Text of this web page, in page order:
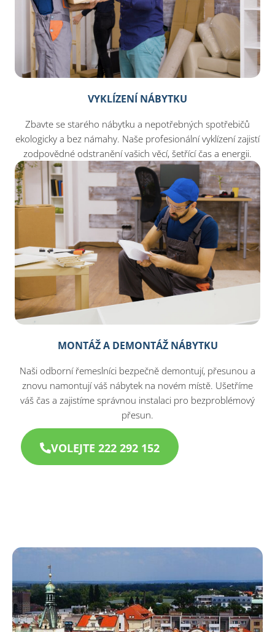
VYKLÍZENÍ NÁBYTKU
Zbavte se starého nábytku a nepotřebných spotřebičů
ekologicky a bez námahy. Naše profesionální vyklízení zajistí
zodpovědné odstranění vašich věcí, šetřící čas a energii.
MONTÁŽ A DEMONTÁŽ NÁBYTKU
Naši odborní řemeslníci bezpečně demontují, přesunou a
znovu namontují váš nábytek na novém místě. Ušetříme
váš čas a zajistíme správnou instalaci pro bezproblémový
přesun.
VOLEJTE 222 292 152